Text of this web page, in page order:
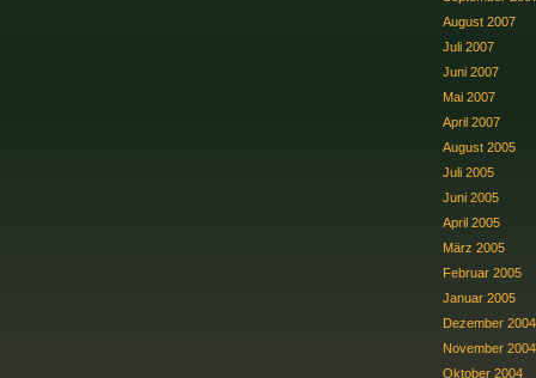
August 2007
Juli 2007
Juni 2007
Mai 2007
April 2007
August 2005
Juli 2005
Juni 2005
April 2005
März 2005
Februar 2005
Januar 2005
Dezember 2004
November 2004
Oktober 2004